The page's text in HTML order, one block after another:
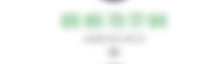
05 65 73 77 94
ou